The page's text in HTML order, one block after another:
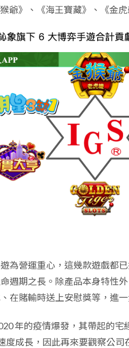
爺》、《海王寶藏》、《金虎
為營運重心，這幾款遊戲都
週期之長。除產品本身特性
在賭輸時送上安慰獎等，進
年的疫情爆發，其帶起的
度成長，因此再來要觀察公